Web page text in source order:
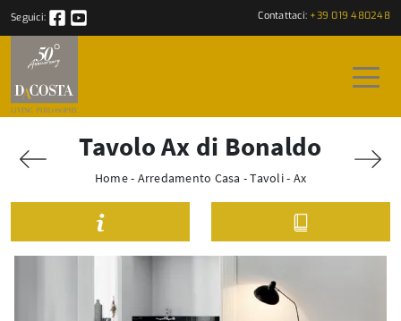
Seguici: Contattaci: +39 019 480248
Tavolo Ax di Bonaldo
Home- Arredamento Casa -Tavoli- Ax